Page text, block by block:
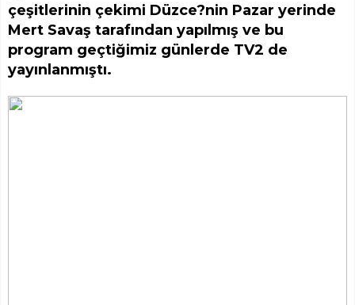
çeşitlerinin çekimi Düzce?nin Pazar yerinde
Mert Savaş tarafından yapılmış ve bu
program geçtiğimiz günlerde TV2 de
yayınlanmıştı.